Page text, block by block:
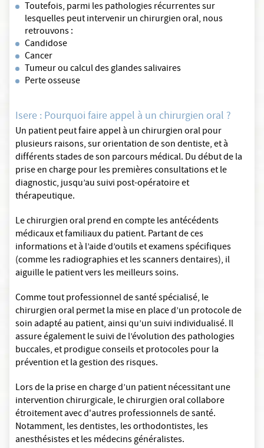
Toutefois, parmi les pathologies récurrentes sur
lesquelles peut intervenir un chirurgien oral, nous
retrouvons :
Candidose
Cancer
Tumeur ou calcul des glandes salivaires
Perte osseuse
Isere : Pourquoi faire appel à un chirurgien oral ?
Un patient peut faire appel à un chirurgien oral pour
plusieurs raisons, sur orientation de son dentiste, et à
différents stades de son parcours médical. Du début de la
prise en charge pour les premières consultations et le
diagnostic, jusqu’au suivi post-opératoire et
thérapeutique.
Le chirurgien oral prend en compte les antécédents
médicaux et familiaux du patient. Partant de ces
informations et à l’aide d’outils et examens spécifiques
(comme les radiographies et les scanners dentaires), il
aiguille le patient vers les meilleurs soins.
Comme tout professionnel de santé spécialisé, le
chirurgien oral permet la mise en place d’un protocole de
soin adapté au patient, ainsi qu’un suivi individualisé. Il
assure également le suivi de l’évolution des pathologies
buccales, et prodigue conseils et protocoles pour la
prévention et la gestion des risques.
Lors de la prise en charge d’un patient nécessitant une
intervention chirurgicale, le chirurgien oral collabore
étroitement avec d'autres professionnels de santé.
Notamment, les dentistes, les orthodontistes, les
anesthésistes et les médecins généralistes.